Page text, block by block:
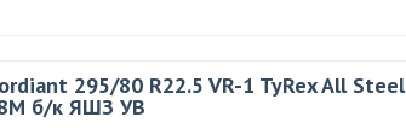
295/80 R22.5 VR-1 TyRex All Steel
б/к ЯШЗ УВ